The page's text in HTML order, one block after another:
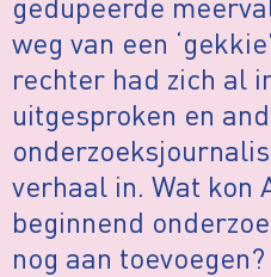
weg van een
rechter had zich al
uitgesproken en
verhaal in. Wat kon
beginnend
nog aan toevoegen?